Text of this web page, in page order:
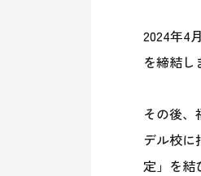
2024年4
を締結し
その後
デル校に
定」を結